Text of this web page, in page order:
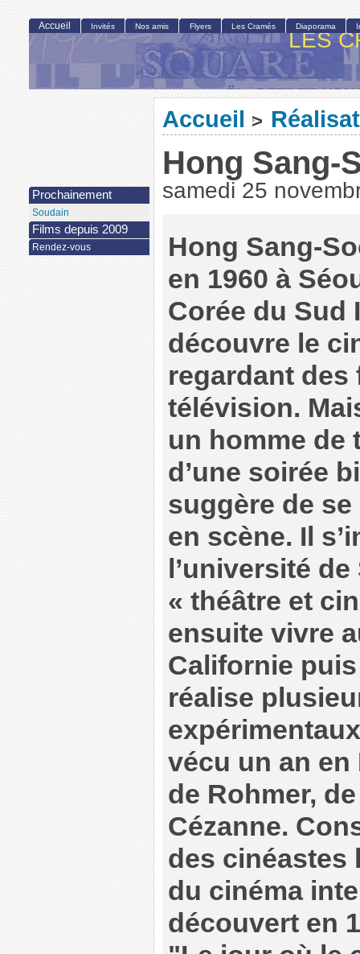
LES
Accueil >
Hong Sang-
samedi 25
Hong Sang-
en 1960 à
Corée du Sud
découvre le
regardant des
télévision.
un homme de
d’une soirée
suggère de
en scène. Il
l’université
« théâtre et
ensuite vivre
Californie
réalise
vécu un an en
de Rohmer,
Cézanne.
des cinéastes
du cinéma
découvert en
Accueil Invités Nos amis Flyers Les Cramés Diaporama
Prochainement
Soudain
Films depuis 2009
Rendez-vous